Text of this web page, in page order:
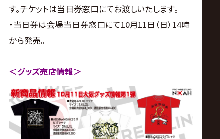
す。チケットは当日券窓口にてお渡しいたします。
・当日券は会場当日券窓口にて10月11日（日）14時
から発売。
＜グッズ売店情報＞